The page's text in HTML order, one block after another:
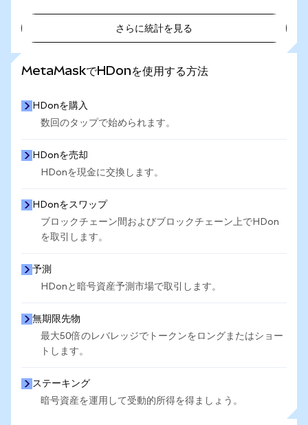
さらに統計を見る
MetaMaskでHDonを使用する方法
HDonを購入
数回のタップで始められます。
HDonを売却
HDonを現金に交換します。
HDonをスワップ
ブロックチェーン間およびブロックチェーン上でHDon
を取引します。
予測
HDonと暗号資産予測市場で取引します。
無期限先物
最大50倍のレバレッジでトークンをロングまたはショー
トします。
ステーキング
暗号資産を運用して受動的所得を得ましょう。